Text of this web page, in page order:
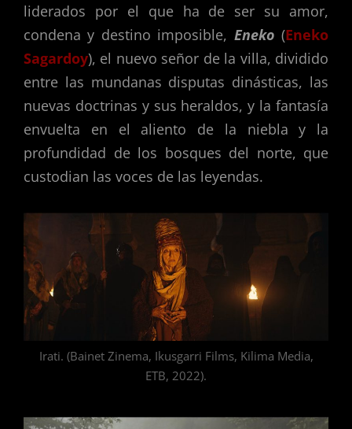
liderados por el que ha de ser su amor,
condena y destino imposible, Eneko (Eneko
Sagardoy), el nuevo señor de la villa, dividido
entre las mundanas disputas dinásticas, las
nuevas doctrinas y sus heraldos, y la fantasía
envuelta en el aliento de la niebla y la
profundidad de los bosques del norte, que
custodian las voces de las leyendas.
Irati. (Bainet Zinema, Ikusgarri Films, Kilima Media,
ETB, 2022).